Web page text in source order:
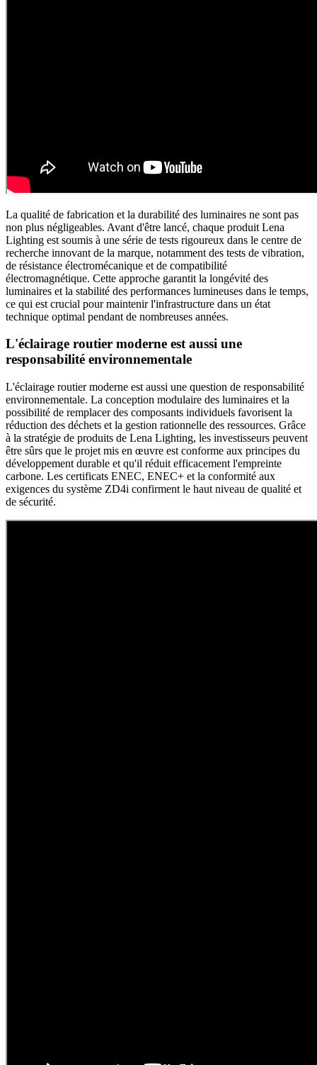
La qualité de fabrication et la durabilité des luminaires ne sont pas
non plus négligeables. Avant d'être lancé, chaque produit Lena
Lighting est soumis à une série de tests rigoureux dans le centre de
recherche innovant de la marque, notamment des tests de vibration,
de résistance électromécanique et de compatibilité
électromagnétique. Cette approche garantit la longévité des
luminaires et la stabilité des performances lumineuses dans le temps,
ce qui est crucial pour maintenir l'infrastructure dans un état
technique optimal pendant de nombreuses années.
L'éclairage routier moderne est aussi une
responsabilité environnementale
L'éclairage routier moderne est aussi une question de responsabilité
environnementale. La conception modulaire des luminaires et la
possibilité de remplacer des composants individuels favorisent la
réduction des déchets et la gestion rationnelle des ressources. Grâce
à la stratégie de produits de Lena Lighting, les investisseurs peuvent
être sûrs que le projet mis en œuvre est conforme aux principes du
développement durable et qu'il réduit efficacement l'empreinte
carbone. Les certificats ENEC, ENEC+ et la conformité aux
exigences du système ZD4i confirment le haut niveau de qualité et
de sécurité.